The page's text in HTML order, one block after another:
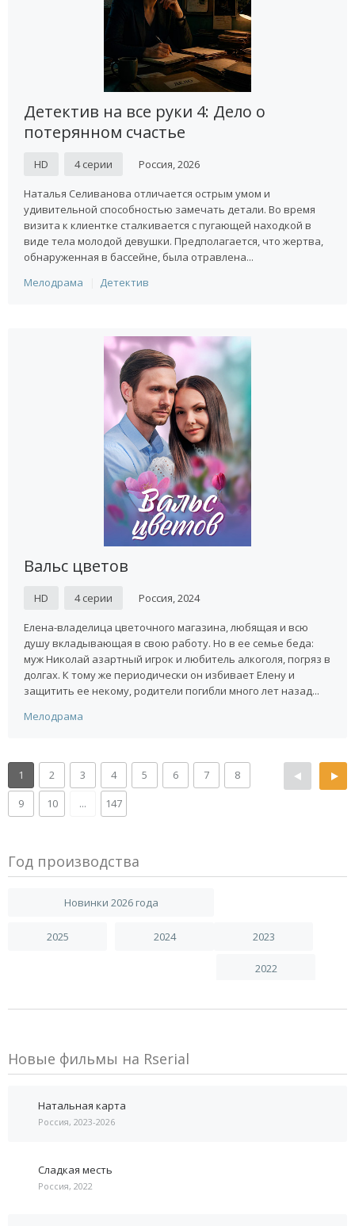
Детектив на все руки 4: Дело о
потерянном счастье
HD 4 серии Россия, 2026
Наталья Селиванова отличается острым умом и
удивительной способностью замечать детали. Во время
визита к клиентке сталкивается с пугающей находкой в
виде тела молодой девушки. Предполагается, что жертва,
обнаруженная в бассейне, была отравлена...
Мелодрама
Детектив
Вальс цветов
HD 4 серии Россия, 2024
Елена-владелица цветочного магазина, любящая и всю
душу вкладывающая в свою работу. Но в ее семье беда:
муж Николай азартный игрок и любитель алкоголя, погряз в
долгах. К тому же периодически он избивает Елену и
защитить ее некому, родители погибли много лет назад...
Мелодрама
1 2 3 4 5 6 7
8
9
10 ... 147
Год производства
Новинки 2026 года
2025 2024 2023
2022
Новые фильмы на Rserial
Натальная карта
Россия, 2023-2026
Сладкая месть
Россия, 2022